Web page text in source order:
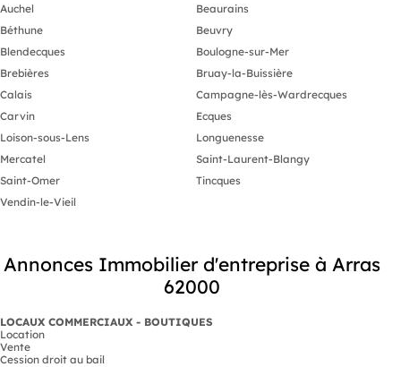
Auchel
Beaurains
Béthune
Beuvry
Blendecques
Boulogne-sur-Mer
Brebières
Bruay-la-Buissière
Calais
Campagne-lès-Wardrecques
Carvin
Ecques
Loison-sous-Lens
Longuenesse
Mercatel
Saint-Laurent-Blangy
Saint-Omer
Tincques
Vendin-le-Vieil
Annonces Immobilier d'entreprise à Arras
62000
LOCAUX COMMERCIAUX - BOUTIQUES
Location
Vente
Cession droit au bail